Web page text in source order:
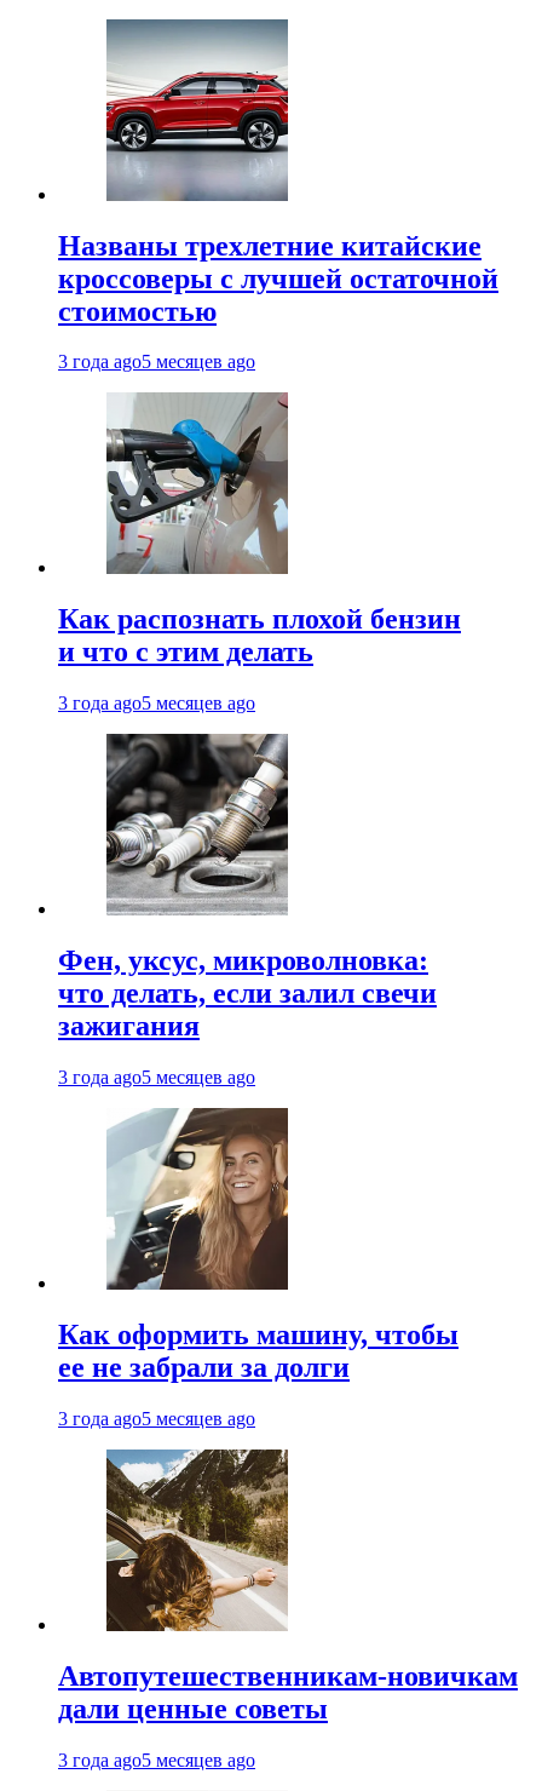
Названы трехлетние китайские
кроссоверы с лучшей остаточной
стоимостью
3 года ago5 месяцев ago
Как распознать плохой бензин
и что с этим делать
3 года ago5 месяцев ago
Фен, уксус, микроволновка:
что делать, если залил свечи
зажигания
3 года ago5 месяцев ago
Как оформить машину, чтобы
ее не забрали за долги
3 года ago5 месяцев ago
Автопутешественникам-новичкам
дали ценные советы
3 года ago5 месяцев ago